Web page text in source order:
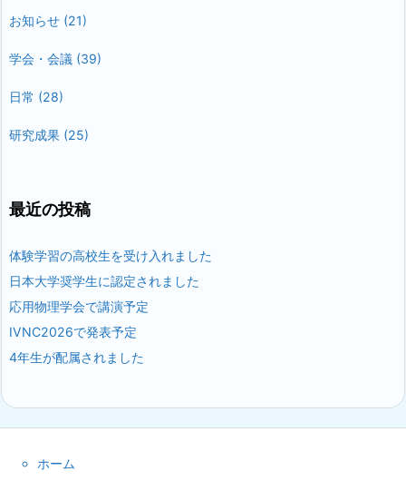
お知らせ (21)
学会・会議 (39)
日常 (28)
研究成果 (25)
最近の投稿
体験学習の高校生を受け入れました
日本大学奨学生に認定されました
応用物理学会で講演予定
IVNC2026で発表予定
4年生が配属されました
ホーム